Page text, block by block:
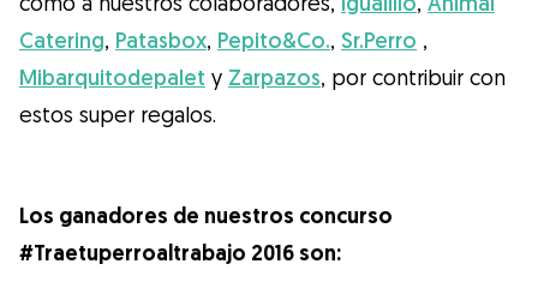
Catering, Patasbox, Pepito&Co., Sr.Perro ,
Mibarquitodepalet y Zarpazos, por contribuir con
estos super regalos.
Los ganadores de nuestros concurso
#Traetuperroaltrabajo 2016 son: